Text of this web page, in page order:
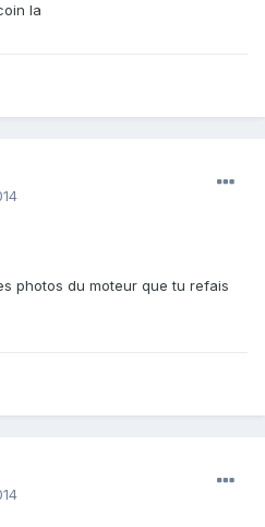
la
photos du moteur que tu refais